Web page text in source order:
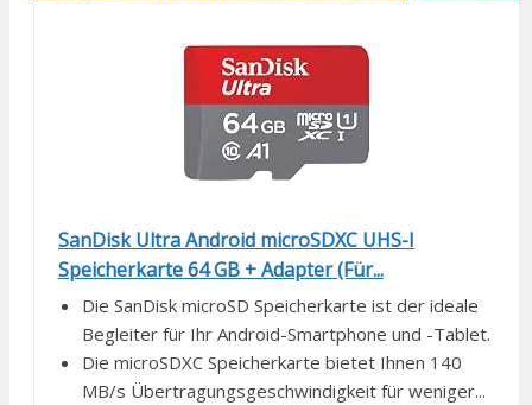
SanDisk Ultra Android microSDXC UHS-I
Speicherkarte 64 GB + Adapter (Für...
Die SanDisk microSD Speicherkarte ist der ideale
Begleiter für Ihr Android-Smartphone und -Tablet.
Die microSDXC Speicherkarte bietet Ihnen 140
MB/s Übertragungsgeschwindigkeit für weniger...